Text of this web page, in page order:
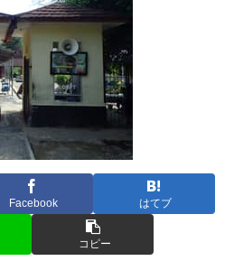
Facebook はてブ
コピー